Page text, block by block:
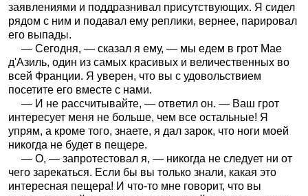
заявлениями и поддразнивал присутствующих. Я сидел
рядом с ним и подавал ему реплики, вернее, парировал
его выпады.
— Сегодня, — сказал я ему, — мы едем в грот Мае
д'Азиль, один из самых красивых и величественных во
всей Франции. Я уверен, что вы с удовольствием
посетите его вместе с нами.
— И не рассчитывайте, — ответил он. — Ваш грот
интересует меня не больше, чем все остальные! Я
упрям, а кроме того, знаете, я дал зарок, что ноги моей
никогда не будет в пещере.
— О, — запротестовал я, — никогда не следует ни от
чего зарекаться. Если бы вы только знали, какая это
интересная пещера! И что-то мне говорит, что вы